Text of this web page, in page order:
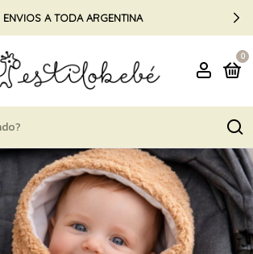
ENVIOS A TODA ARGENTINA
0